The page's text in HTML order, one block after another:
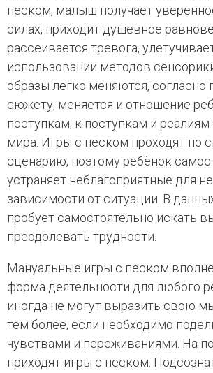
песком, малыш получает
силах, приходит душевное
рассеивается тревога,
использовании методов
образы легко меняются, согласно
сюжету, меняется и отношение
поступкам, к поступкам и
мира. Игры с песком проходят по
сценарию, поэтому ребёнок
устраняет неблагоприятные для
зависимости от ситуации. В
пробует самостоятельно искать
преодолевать трудности.
Мануальные игры с песком
форма деятельности для любого
иногда не могут выразить свою
тем более, если необходимо
чувствами и переживаниями. На
приходят игры с песком.